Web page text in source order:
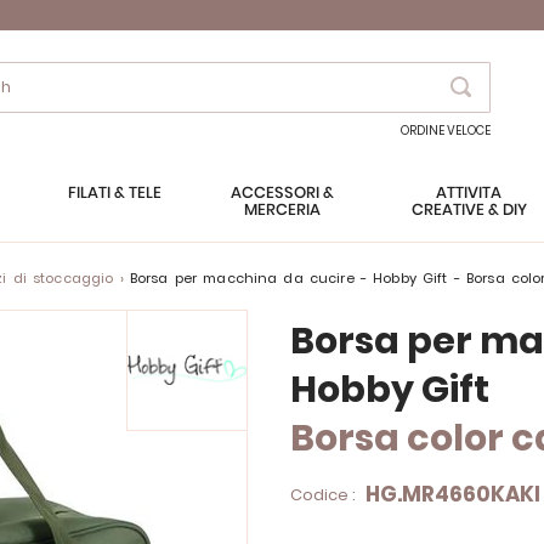
Search
ORDINE VELOCE
FILATI & TELE
ACCESSORI &
MERCERIA
ATTIVITÀ
CREATIVE & DIY
di stoccaggio Borsa per macchina da cucire - Hobby Gift - Borsa
Borsa per
Hobby Gift
Borsa color
Codice : HG.MR4660KAKI